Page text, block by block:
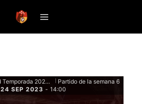
Superliga en Madrid Temporada 2023 Clausura - Fase de grupos
Partido de la semana 6
24 SEP 2023 - 14:00